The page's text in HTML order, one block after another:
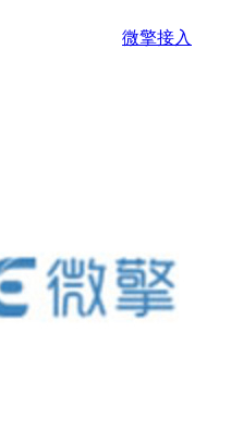
微擎接入